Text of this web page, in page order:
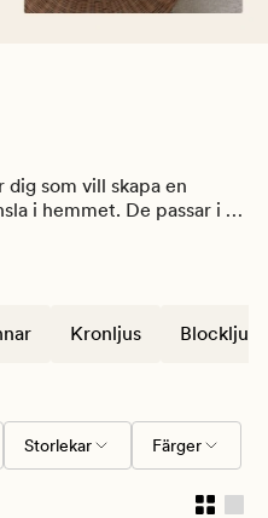
som vill skapa en
i hemmet. De passar i
eller som del av en
Kronljus Blockljus
Storlekar Färger